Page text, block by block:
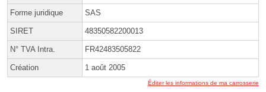
Forme juridique SAS
SIRET 48350582200013
N° TVA Intra. FR42483505822
Création 1 août 2005
Éditer les informations de ma carrosserie